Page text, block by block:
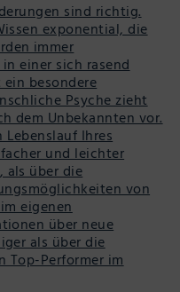
sind richtig.
exponential, die
immer
einer sich rasend
besondere
Psyche zieht
dem Unbekannten vor.
Ihres
und leichter
als über die
von
eigenen
über neue
als über die
Top-Performer im